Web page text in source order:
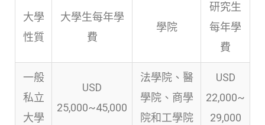
大學
性質
大學生每年學
費
學院
研究生
每年學
費
一般
私立
大學
USD
25,000~45,000
法學院、醫
學院、商學
院和工學院
USD
22,000~
29,000